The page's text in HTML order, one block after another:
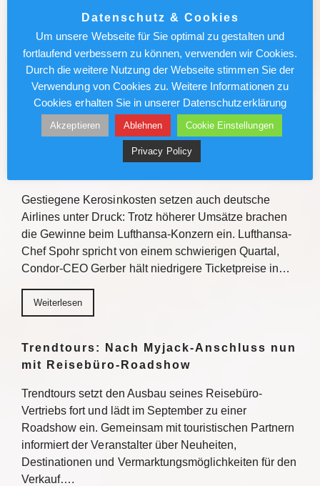
2027/2028 zu informieren. Mit praxisnahen
Verkaufstipps, direktem Austausch und
Gewinnchancen bietet die Veranstaltungsreihe
Einblicke zu den Fluss- und…
Weiterlesen
Lufthansa/Condor: Kerosinkosten
Gestiegene Kerosinkosten setzen auch deutsche
Airlines unter Druck: Trotz höherer Umsätze brachen
die Gewinne beim Lufthansa-Konzern ein. Lufthansa-
Chef Spohr spricht von einem schwierigen Quartal,
Condor-CEO Gerber hält niedrigere Ticketpreise in…
Weiterlesen
Trendtours: Nach Myjack-Anschluss nun
mit Reisebüro-Roadshow
Trendtours setzt den Ausbau seines Reisebüro-
Vertriebs fort und lädt im September zu einer
Roadshow ein. Gemeinsam mit touristischen Partnern
informiert der Veranstalter über Neuheiten,
Destinationen und Vermarktungsmöglichkeiten für den
Verkauf….
Datenschutz & Cookies
Um unsere Webseite für Sie optimal zu gestalten und
fortlaufend verbessern zu können, verwenden wir Cookies.
Durch die weitere Nutzung der Webseite stimmen Sie der
Verwendung von Cookies zu. Weitere Informationen zu
Cookies erhalten Sie in unserer Datenschutzerklärung
Akzeptieren Ablehnen Cookie Einstellungen
Privacy Policy